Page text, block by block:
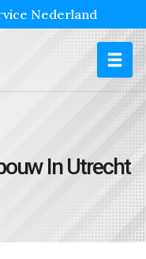
Nederland
In Utrecht